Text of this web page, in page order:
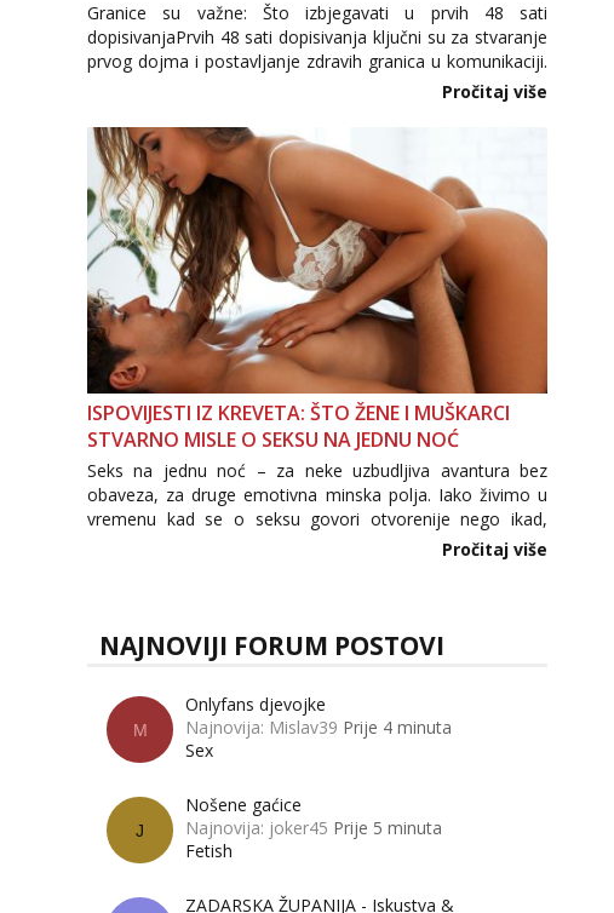
Granice su važne: Što izbjegavati u prvih 48 sati
dopisivanjaPrvih 48 sati dopisivanja ključni su za stvaranje
prvog dojma i postavljanje zdravih granica u komunikaciji.
Važno je izbjeći prebrzo otkrivanje osobnih ili intimnih
informacija, jer nepoznata osoba još nije zaslužila to
povjerenje. Takođe...
Pročitaj više
ISPOVIJESTI IZ KREVETA: ŠTO ŽENE I MUŠKARCI
STVARNO MISLE O SEKSU NA JEDNU NOĆ
Seks na jednu noć – za neke uzbudljiva avantura bez
obaveza, za druge emotivna minska polja. Iako živimo u
vremenu kad se o seksu govori otvorenije nego ikad,
tema „jedne noći strasti“ i dalje izaziva burne rasprave. Što
Pročitaj više
NAJNOVIJI FORUM POSTOVI
M
Onlyfans djevojke
Najnovija: Mislav39 Prije 4 minuta
Sex
J
Nošene gaćice
Najnovija: joker45 Prije 5 minuta
Fetish
ZADARSKA ŽUPANIJA - Iskustva &